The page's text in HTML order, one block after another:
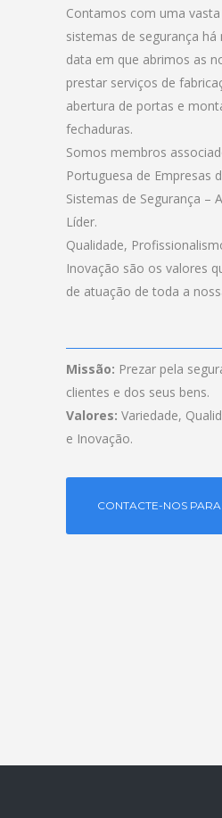
Contamos com uma
sistemas de segurança há
data em que abrimos as
prestar serviços de
abertura de portas e
fechaduras.
Somos membros
Portuguesa de Empresas
Sistemas de Segurança –
Líder.
Qualidade,
Inovação são os valores
de atuação de toda a
Missão: Prezar pela
clientes e dos seus bens.
Valores: Variedade,
e Inovação.
CONTACTE-NOS